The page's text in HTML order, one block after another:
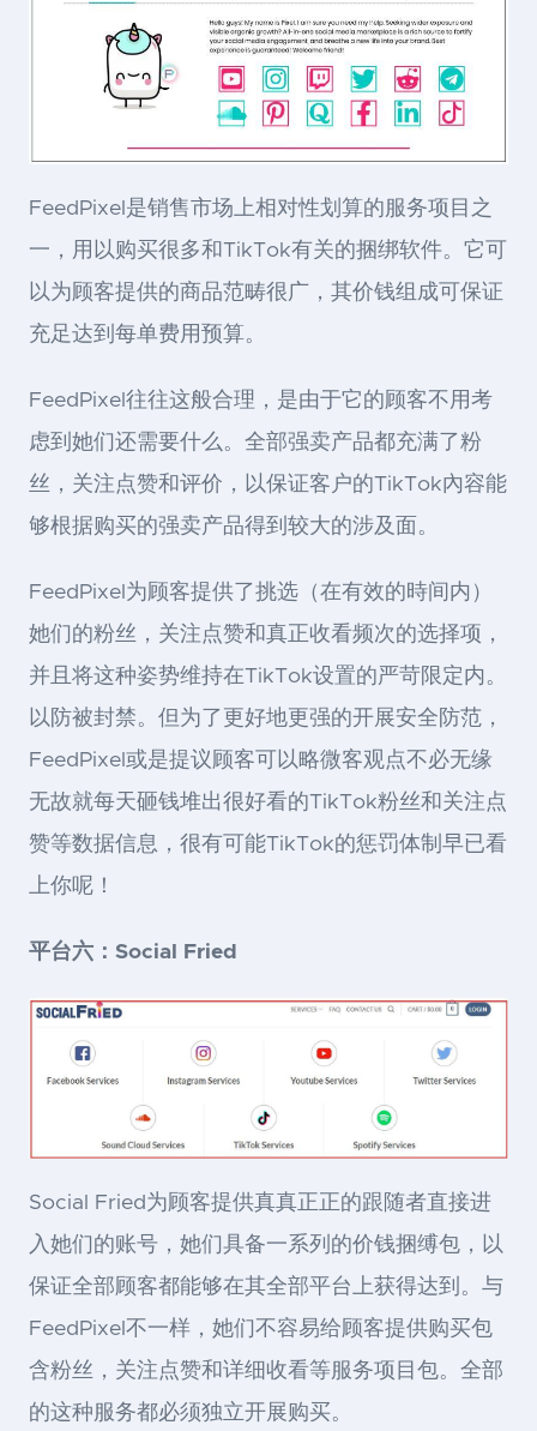
FeedPixel是销售市场上相对性划算的服务项目之
一，用以购买很多和TikTok有关的捆绑软件。它可
以为顾客提供的商品范畴很广，其价钱组成可保证
充足达到每单费用预算。
FeedPixel往往这般合理，是由于它的顾客不用考
虑到她们还需要什么。全部强卖产品都充满了粉
丝，关注点赞和评价，以保证客户的TikTok內容能
够根据购买的强卖产品得到较大的涉及面。
FeedPixel为顾客提供了挑选（在有效的時间内）
她们的粉丝，关注点赞和真正收看频次的选择项，
并且将这种姿势维持在TikTok设置的严苛限定内。
以防被封禁。但为了更好地更强的开展安全防范，
FeedPixel或是提议顾客可以略微客观点不必无缘
无故就每天砸钱堆出很好看的TikTok粉丝和关注点
赞等数据信息，很有可能TikTok的惩罚体制早已看
上你呢！
平台六：Social Fried
Social Fried为顾客提供真真正正的跟随者直接进
入她们的账号，她们具备一系列的价钱捆缚包，以
保证全部顾客都能够在其全部平台上获得达到。与
FeedPixel不一样，她们不容易给顾客提供购买包
含粉丝，关注点赞和详细收看等服务项目包。全部
的这种服务都必须独立开展购买。